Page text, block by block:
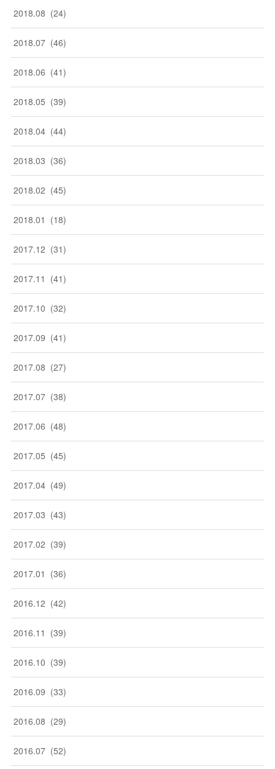
2018.08 (24)
2018.07 (46)
2018.06 (41)
2018.05 (39)
2018.04 (44)
2018.03 (36)
2018.02 (45)
2018.01 (18)
2017.12 (31)
2017.11 (41)
2017.10 (32)
2017.09 (41)
2017.08 (27)
2017.07 (38)
2017.06 (48)
2017.05 (45)
2017.04 (49)
2017.03 (43)
2017.02 (39)
2017.01 (36)
2016.12 (42)
2016.11 (39)
2016.10 (39)
2016.09 (33)
2016.08 (29)
2016.07 (52)